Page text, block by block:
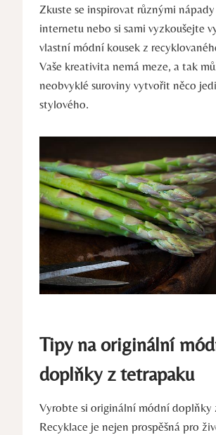
Zkuste se inspirovat různými
internetu nebo si sami vyzkoušejte
vlastní módní kousek z
Vaše kreativita nemá meze, a tak
neobvyklé suroviny vytvořit něco
stylového.
Tipy na originální
doplňky z tetrapaku
Vyrobte si originální módní doplňky
Recyklace je nejen prospěšná pro